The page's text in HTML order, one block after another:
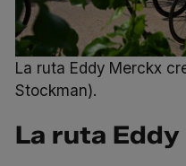
La ruta Eddy Merckx
Stockman).
La ruta